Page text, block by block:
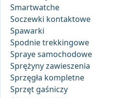
Smartwatche
Soczewki kontaktowe
Spawarki
Spodnie trekkingowe
Spraye samochodowe
Sprężyny zawieszenia
Sprzęgła kompletne
Sprzęt gaśniczy